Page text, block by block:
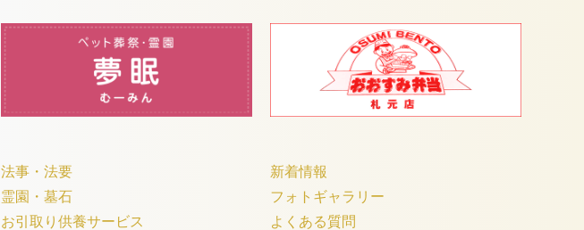
法事・法要
霊園・墓石
お引取り供養サービス
新着情報
フォトギャラリー
よくある質問